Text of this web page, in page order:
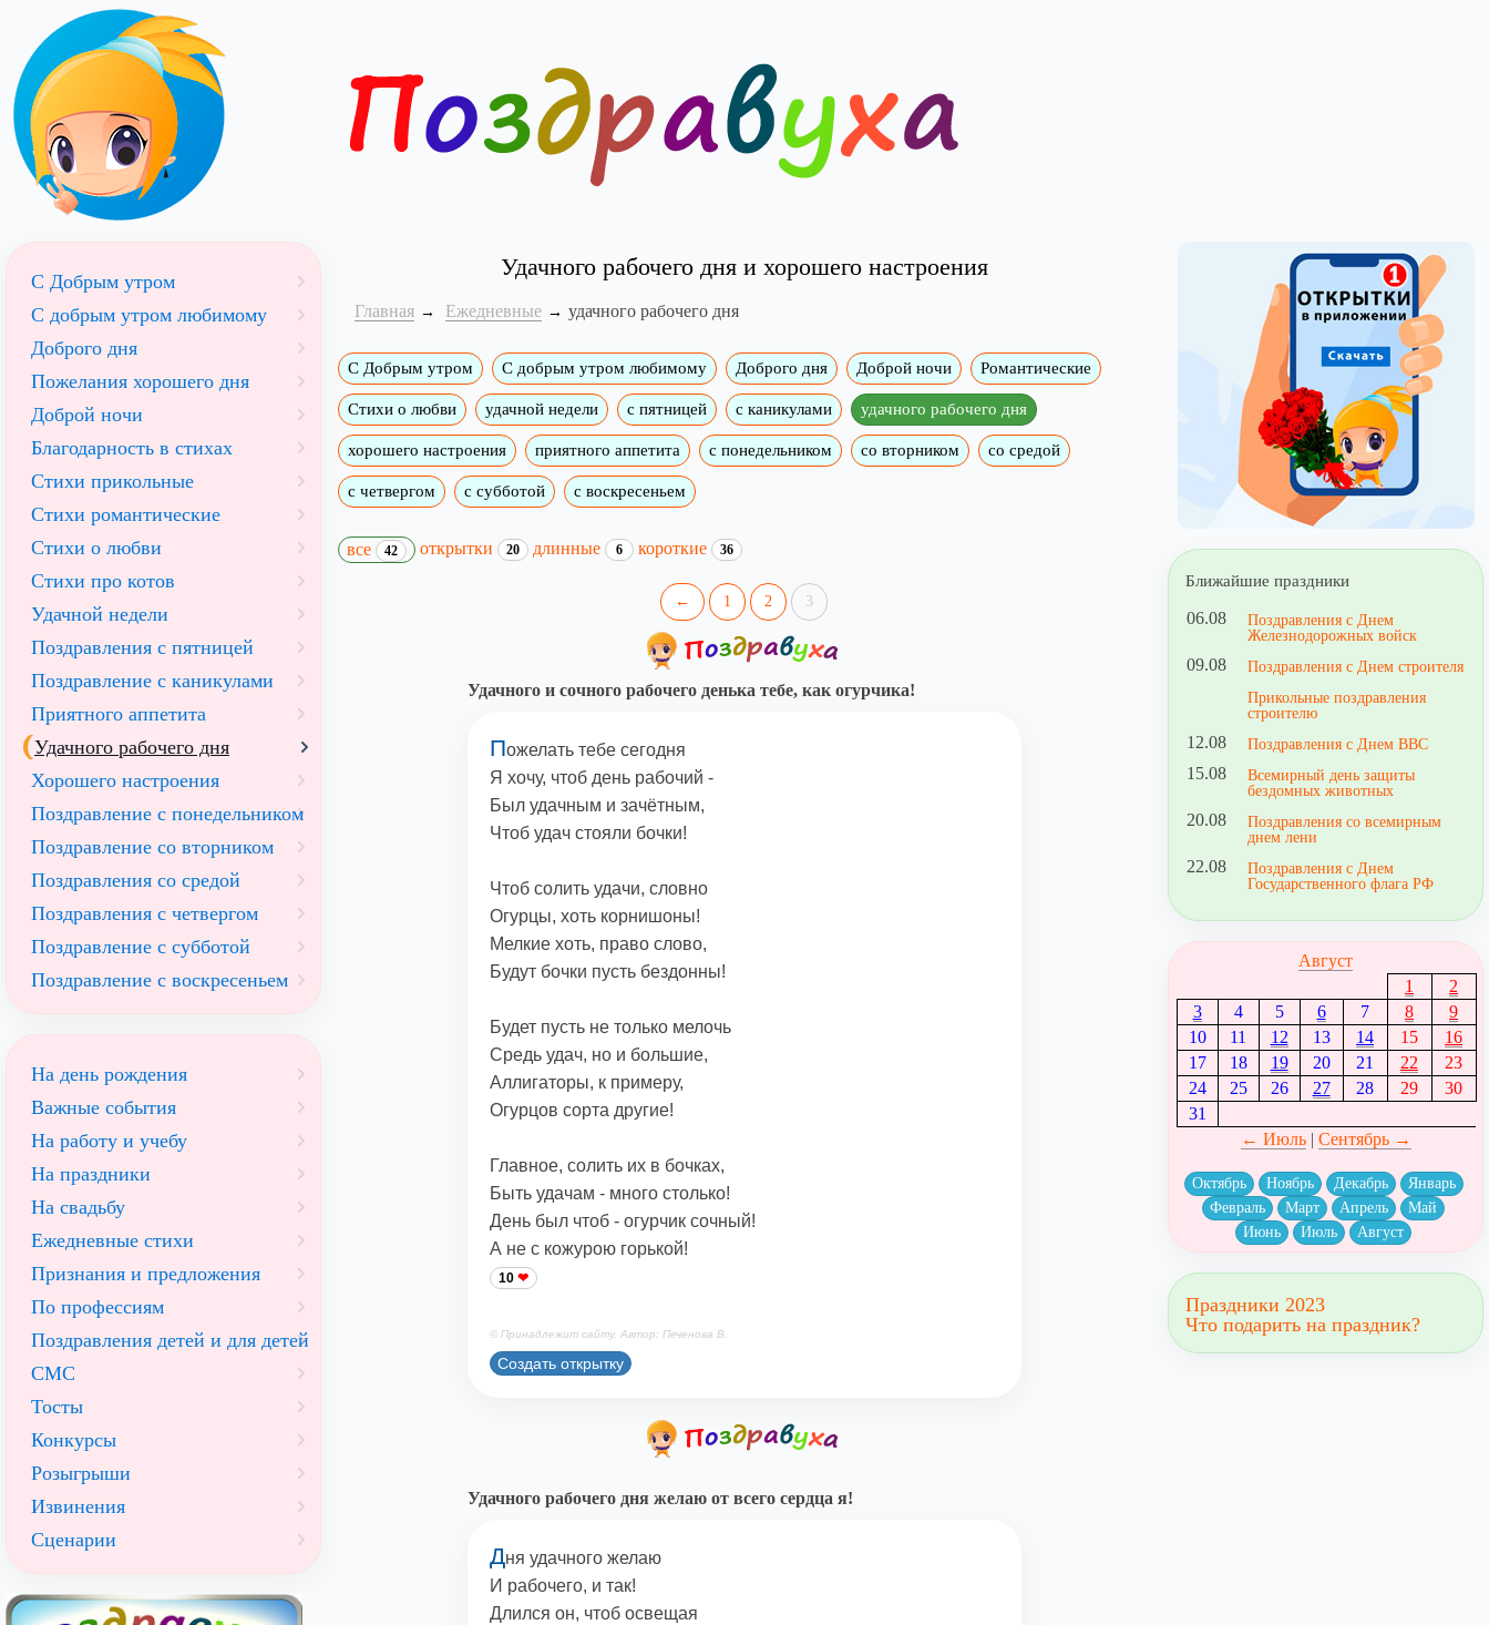
Удачного рабочего дня и хорошего настроения
Главная Ежедневные удачного рабочего дня
С Добрым утром C добрым утром любимому Доброго дня Доброй ночи Романтические
Стихи о любви удачной недели c пятницей с каникулами удачного рабочего дня
хорошего настроения приятного аппетита с понедельником со вторником со средой
с четвергом с субботой с воскресеньем
все 42 открытки 20 длинные 6 короткие 36
← 1 2 3
Удачного и сочного рабочего денька тебе, как огурчика!
Пожелать тебе сегодня
Я хочу, чтоб день рабочий -
Был удачным и зачётным,
Чтоб удач стояли бочки!
Чтоб солить удачи, словно
Огурцы, хоть корнишоны!
Мелкие хоть, право слово,
Будут бочки пусть бездонны!
Будет пусть не только мелочь
Средь удач, но и большие,
Аллигаторы, к примеру,
Огурцов сорта другие!
Главное, солить их в бочках,
Быть удачам - много столько!
День был чтоб - огурчик сочный!
А не с кожурою горькой!
10
© Принадлежит сайту. Автор: Печенова В.
Создать открытку
Удачного рабочего дня желаю от всего сердца я!
Дня удачного желаю
И рабочего, и так!
Длился он, чтоб освещая
С Добрым утром
C добрым утром любимому
Доброго дня
Пожелания хорошего дня
Доброй ночи
Благодарность в стихах
Стихи прикольные
Стихи романтические
Стихи о любви
Стихи про котов
Удачной недели
Поздравления с пятницей
Поздравление с каникулами
Приятного аппетита
Удачного рабочего дня
Хорошего настроения
Поздравление с понедельником
Поздравление со вторником
Поздравления со средой
Поздравления с четвергом
Поздравление с субботой
Поздравление с воскресеньем
На день рождения
Важные события
На работу и учебу
На праздники
На свадьбу
Ежедневные стихи
Признания и предложения
По профессиям
Поздравления детей и для детей
СМС
Тосты
Конкурсы
Розыгрыши
Извинения
Сценарии
Ближайшие праздники
06.08
Поздравления с Днем
Железнодорожных войск
09.08
Поздравления с Днем строителя
Прикольные поздравления
строителю
12.08 Поздравления с Днем ВВС
15.08
Всемирный день защиты
бездомных животных
20.08
Поздравления со всемирным
днем лени
22.08
Поздравления с Днем
Государственного флага РФ
Август
1
2
3
4 5 6 7 8
9
10
11 12 13 14 15
16
17
18 19 20 21 22
23
24
25 26 27 28 29
30
31
← Июль| Сентябрь →
Октябрь Ноябрь Декабрь
Январь
Февраль
Март Апрель
Май
Июнь
Июль Август
Праздники 2023
Что подарить на праздник?